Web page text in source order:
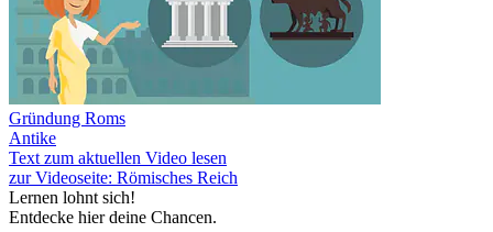
Gründung Roms
Antike
Text zum aktuellen Video lesen
zur Videoseite: Römisches Reich
Lernen lohnt sich!
Entdecke hier deine Chancen.